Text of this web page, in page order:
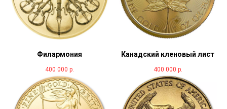
Филармония
400 000 р.
Канадский кленовый лист
400 000 р.